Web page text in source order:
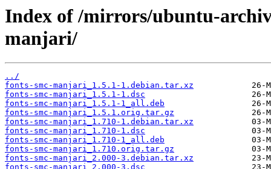
Index of /mirrors/ubuntu-
manjari/
../
fonts-smc-manjari_1.5.1-1.debian.tar.xz
fonts-smc-manjari_1.5.1-1.dsc
fonts-smc-manjari_1.5.1-1_all.deb
fonts-smc-manjari_1.5.1.orig.tar.gz
fonts-smc-manjari_1.710-1.debian.tar.xz
fonts-smc-manjari_1.710-1.dsc
fonts-smc-manjari_1.710-1_all.deb
fonts-smc-manjari_1.710.orig.tar.gz
fonts-smc-manjari_2.000-3.debian.tar.xz
fonts-smc-manjari_2.000-3.dsc